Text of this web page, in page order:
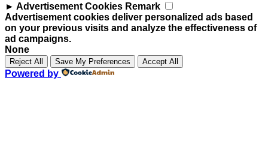
► Advertisement Cookies Remark
Advertisement cookies deliver personalized ads based
on your previous visits and analyze the effectiveness of
ad campaigns.
None
Reject All Save My Preferences Accept All
Powered by